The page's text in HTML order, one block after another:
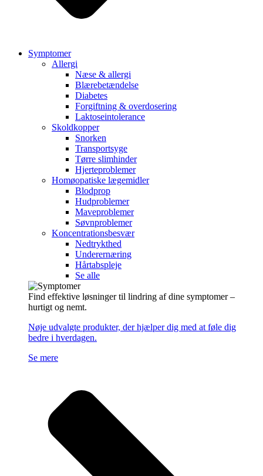
Symptomer
Allergi
Næse & allergi
Blærebetændelse
Diabetes
Forgiftning & overdosering
Laktoseintolerance
Skoldkopper
Snorken
Transportsyge
Tørre slimhinder
Hjerteproblemer
Homøopatiske lægemidler
Blodprop
Hudproblemer
Maveproblemer
Søvnproblemer
Koncentrationsbesvær
Nedtrykthed
Underernæring
Hårtabspleje
Se alle
Find effektive løsninger til lindring af dine symptomer –
hurtigt og nemt.
Nøje udvalgte produkter, der hjælper dig med at føle dig
bedre i hverdagen.
Se mere